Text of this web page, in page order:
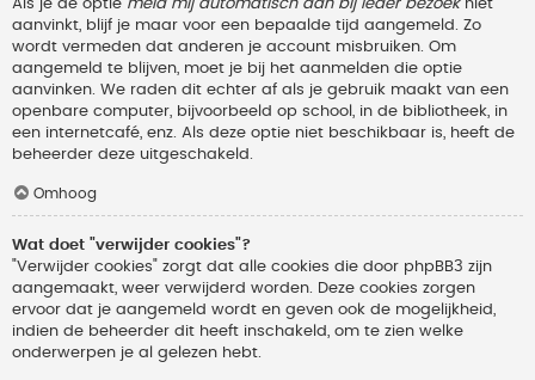
aanvinkt, blijf je maar voor een bepaalde tijd aangemeld. Zo
wordt vermeden dat anderen je account misbruiken. Om
aangemeld te blijven, moet je bij het aanmelden die optie
aanvinken. We raden dit echter af als je gebruik maakt van een
openbare computer, bijvoorbeeld op school, in de bibliotheek, in
een internetcafé, enz. Als deze optie niet beschikbaar is, heeft de
beheerder deze uitgeschakeld.
Omhoog
Wat doet "verwijder cookies"?
"Verwijder cookies" zorgt dat alle cookies die door phpBB3 zijn
aangemaakt, weer verwijderd worden. Deze cookies zorgen
ervoor dat je aangemeld wordt en geven ook de mogelijkheid,
indien de beheerder dit heeft inschakeld, om te zien welke
onderwerpen je al gelezen hebt.